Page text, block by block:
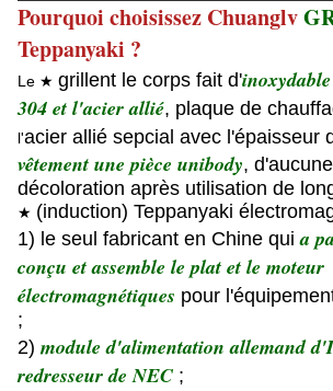
Pourquoi choisissez Chuanglv
Teppanyaki ?
Le ★ grillent le corps fait d'
304 et l'acier allié, plaque de
l'acier allié sepcial avec l'épaisseur
vêtement une pièce unibody,
décoloration après utilisation de
★ (induction) Teppanyaki
1) le seul fabricant en Chine quia
conçu et assemble le plat et le moteur
électromagnétiques pour
;
2) module d'alimentation allemand
redresseur de NEC ;